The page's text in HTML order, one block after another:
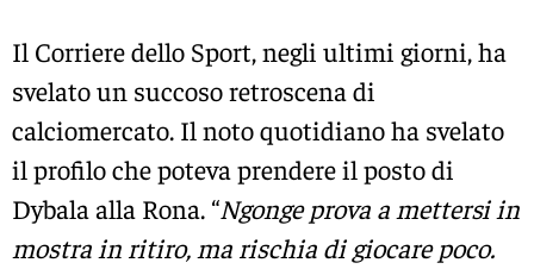
Il Corriere dello Sport, negli ultimi giorni, ha
svelato un succoso retroscena di
calciomercato. Il noto quotidiano ha svelato
il profilo che poteva prendere il posto di
Dybala alla Rona. “Ngonge prova a mettersi in
mostra in ritiro, ma rischia di giocare poco.